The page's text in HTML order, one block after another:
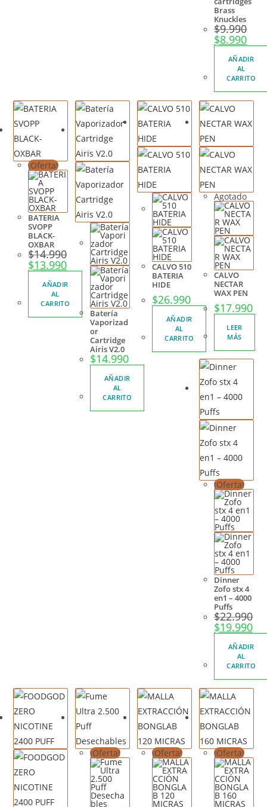
Brass
Knuckles
$9.990
$8.990
AÑADIR
AL
CARRITO
¡Oferta!
BATERIA
SVOPP
BLACK-
OXBAR
$14.990
$13.990
AÑADIR
AL
CARRITO
Batería
Vaporizad
or
Cartridge
Airis V2.0
$14.990
AÑADIR
AL
CARRITO
CALVO 510
BATERIA
HIDE
$26.990
AÑADIR
AL
CARRITO
Agotado
CALVO
NECTAR
WAX PEN
$17.990
LEER
MÁS
¡Oferta!
Dinner
Zofo stx 4
en1 – 4000
Puffs
$22.990
$19.990
AÑADIR
AL
CARRITO
¡Oferta! ¡Oferta! ¡Oferta!